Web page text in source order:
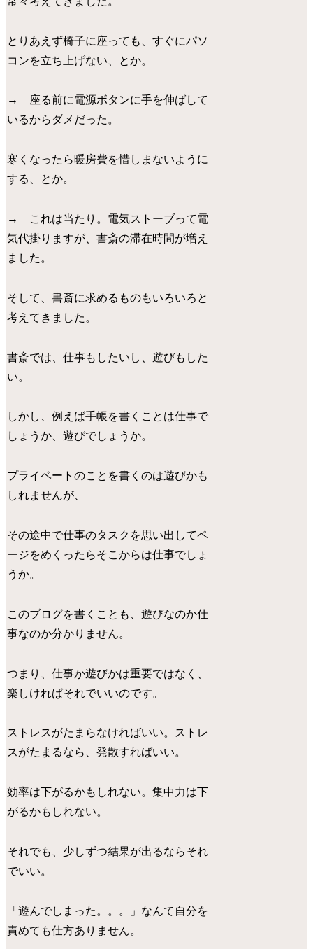
とりあえず椅子に座っても、すぐにパソ
コンを立ち上げない、とか。
→ 座る前に電源ボタンに手を伸ばして
いるからダメだった。
寒くなったら暖房費を惜しまないように
する、とか。
→ これは当たり。電気ストーブって電
気代掛りますが、書斎の滞在時間が増え
ました。
そして、書斎に求めるものもいろいろと
考えてきました。
書斎では、仕事もしたいし、遊びもした
い。
しかし、例えば手帳を書くことは仕事で
しょうか、遊びでしょうか。
プライベートのことを書くのは遊びかも
しれませんが、
その途中で仕事のタスクを思い出してペ
ージをめくったらそこからは仕事でしょ
うか。
このブログを書くことも、遊びなのか仕
事なのか分かりません。
つまり、仕事か遊びかは重要ではなく、
楽しければそれでいいのです。
ストレスがたまらなければいい。ストレ
スがたまるなら、発散すればいい。
効率は下がるかもしれない。集中力は下
がるかもしれない。
それでも、少しずつ結果が出るならそれ
でいい。
「遊んでしまった。。。」なんて自分を
責めても仕方ありません。